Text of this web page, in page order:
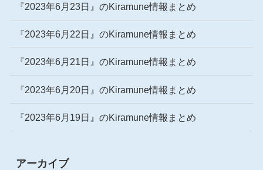
『2023年6月23日』のKiramune情報まとめ
『2023年6月22日』のKiramune情報まとめ
『2023年6月21日』のKiramune情報まとめ
『2023年6月20日』のKiramune情報まとめ
『2023年6月19日』のKiramune情報まとめ
アーカイブ